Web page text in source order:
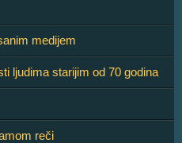
medijem
ljudima starijim od 70 godina
reči